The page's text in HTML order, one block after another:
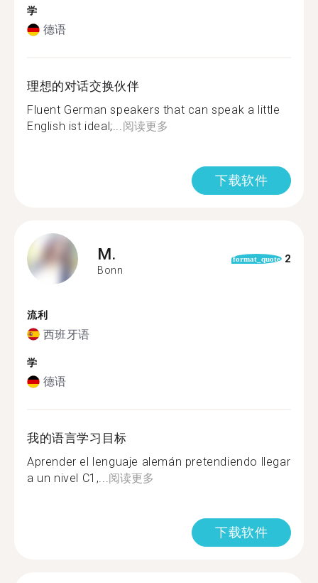
学
德语
理想的对话交换伙伴
Fluent German speakers that can speak a little
English ist ideal;...阅读更多
下载软件
M.
Bonn
format_quote 2
流利
西班牙语
学
德语
我的语言学习目标
Aprender el lenguaje alemán pretendiendo llegar
a un nivel C1,...阅读更多
下载软件